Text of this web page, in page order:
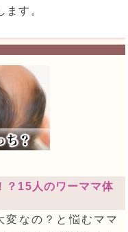
す。
？15人のワーママ体
変なの？と悩むママ